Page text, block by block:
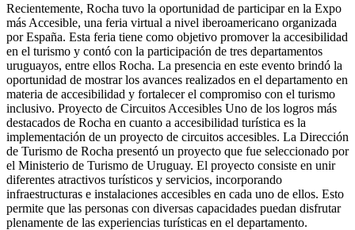
Recientemente, Rocha tuvo la oportunidad de participar en la Expo
más Accesible, una feria virtual a nivel iberoamericano organizada
por España. Esta feria tiene como objetivo promover la accesibilidad
en el turismo y contó con la participación de tres departamentos
uruguayos, entre ellos Rocha. La presencia en este evento brindó la
oportunidad de mostrar los avances realizados en el departamento en
materia de accesibilidad y fortalecer el compromiso con el turismo
inclusivo. Proyecto de Circuitos Accesibles Uno de los logros más
destacados de Rocha en cuanto a accesibilidad turística es la
implementación de un proyecto de circuitos accesibles. La Dirección
de Turismo de Rocha presentó un proyecto que fue seleccionado por
el Ministerio de Turismo de Uruguay. El proyecto consiste en unir
diferentes atractivos turísticos y servicios, incorporando
infraestructuras e instalaciones accesibles en cada uno de ellos. Esto
permite que las personas con diversas capacidades puedan disfrutar
plenamente de las experiencias turísticas en el departamento.